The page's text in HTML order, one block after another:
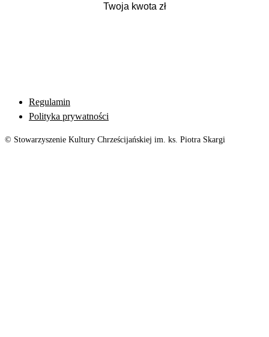
Regulamin
Polityka prywatności
© Stowarzyszenie Kultury Chrześcijańskiej im. ks. Piotra Skargi